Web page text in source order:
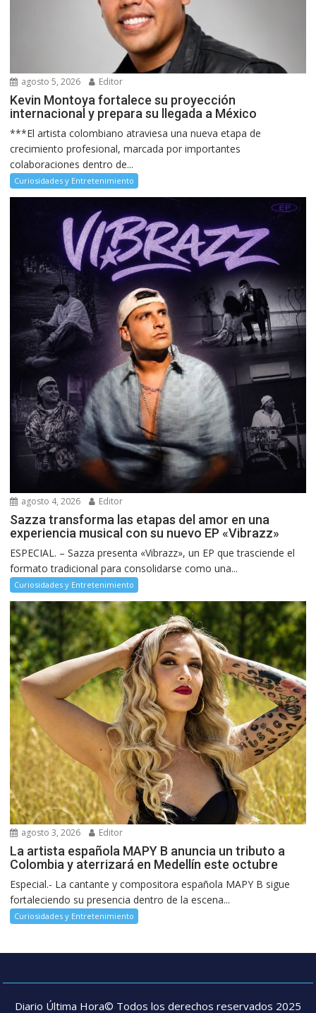
agosto 5, 2026 Editor
Kevin Montoya fortalece su proyección
internacional y prepara su llegada a México
***El artista colombiano atraviesa una nueva etapa de
crecimiento profesional, marcada por importantes
colaboraciones dentro de...
Curiosidades y Entretenimiento
agosto 4, 2026 Editor
Sazza transforma las etapas del amor en una
experiencia musical con su nuevo EP «Vibrazz»
ESPECIAL. – Sazza presenta «Vibrazz», un EP que trasciende el
formato tradicional para consolidarse como una...
Curiosidades y Entretenimiento
agosto 3, 2026 Editor
La artista española MAPY B anuncia un tributo a
Colombia y aterrizará en Medellín este octubre
Especial.- La cantante y compositora española MAPY B sigue
fortaleciendo su presencia dentro de la escena...
Curiosidades y Entretenimiento
Diario Última Hora© Todos los derechos reservados 2025